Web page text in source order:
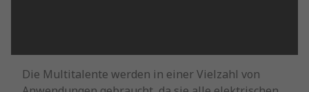
Die Multitalente werden in einer Vielzahl von